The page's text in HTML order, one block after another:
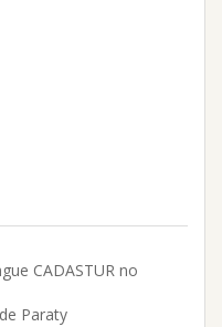
CADASTUR no
Paraty